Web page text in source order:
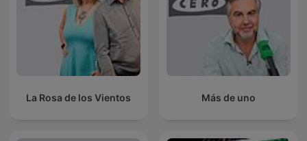
La Rosa de los Vientos Más de uno